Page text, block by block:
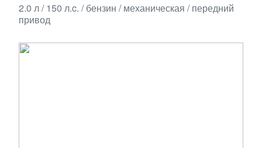
2.0 л / 150 л.c. / бензин / механическая / передний
привод